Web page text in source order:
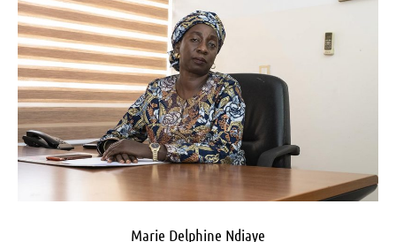
Marie Delphine Ndiaye